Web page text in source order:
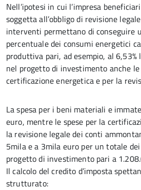
Nell’ipotesi in cui l’impresa
soggetta all’obbligo di revisione
interventi permettano di conseguire
percentuale dei consumi energetici
produttiva pari, ad esempio, al 6,53%
nel progetto di investimento anche le
certificazione energetica e per la
La spesa per i beni materiali e
euro, mentre le spese per la
la revisione legale dei conti
5mila e a 3mila euro per un totale
progetto di investimento pari a
Il calcolo del credito d’imposta
strutturato: